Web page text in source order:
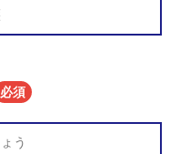
必須